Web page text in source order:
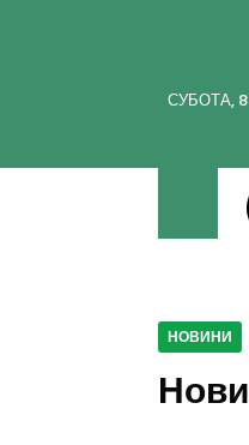
СУБОТА,
НОВИНИ